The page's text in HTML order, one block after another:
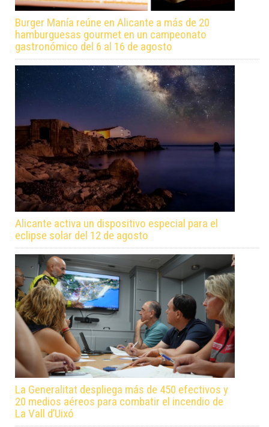
Burger Manía reúne en Alicante a más de 20
hamburguesas gourmet en un campeonato
gastronómico del 6 al 16 de agosto
Alicante activa un dispositivo especial para el
eclipse solar del 12 de agosto
La Generalitat despliega más de 450 efectivos y
20 medios aéreos para combatir el incendio de
La Vall d’Uixó